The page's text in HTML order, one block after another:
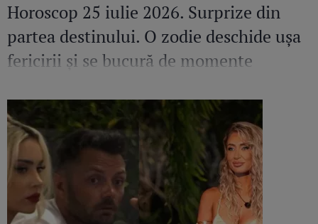
Horoscop 25 iulie 2026. Surprize din
partea destinului. O zodie deschide ușa
fericirii și se bucură de momente